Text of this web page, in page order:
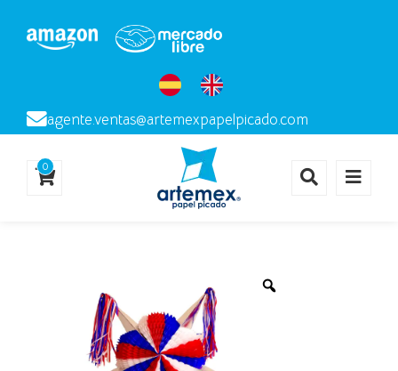
agente.ventas@artemexpapelpicado.com
0